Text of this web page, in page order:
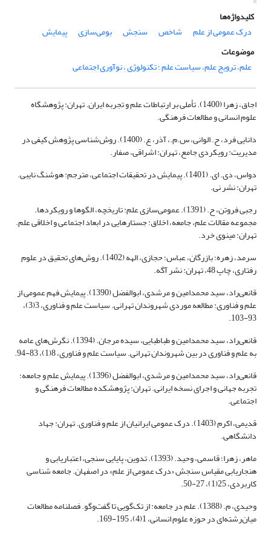
کلیدواژه‌ها
درک عمومی از علم
شاخص سنجش بومی‌سازی
پیمایش
موضوعات
علم، ترویج علم، سیاست علم ؛ تکنولوژی ، نوآوری اجتماعی
اجاق، زهرا (1400). تأملی بر ارتباطات علم و تجربه ایران. تهران: پژوهشگاه
علوم انسانی و مطالعات فرهنگی.
دانایی فرد، ح. الوانی، س.م.، آذر، ع. (1400). روش‌شناسی پژوهش کیفی در
مدیریت: رویکردی جامع، تهران: اشراقی، صفار.
دواس، دی. ای. (1401). پیمایش در تحقیقات اجتماعی، مترجم: هوشنگ نایبی.
تهران: نشر نی.
رجبی فروتن، ح. (1391). عمومی‌سازی علم: تاریخچه، الگوها و رویکردها.
مجموعه مقالات علم، جامعه، اخلاق: جستارهایی در ابعاد اجتماعی و اخلاقی علم.
تهران: مینوی خرد.
سرمد، زهره؛ بازرگان، عباس؛ حجازی، الهه (1402)‌. روش‌های تحقیق در علوم
رفتاری، چاپ 48، تهران: نشر آگه.
قانعی‌راد، سید محمدامین و مرشدی، ابوالفضل (1390). پیمایش فهم عمومی از
علم و فناوری: مطالعه موردی شهروندان تهرانی. سیاست علم و فناوری، 3(3)،
93-103.
قانعی‌راد، سید محمدامین و طباطبایی، سیده مرجان. (1394). نگرش‌های عامه
به علم ‌و فناوری در بین شهروندان تهرانی. سیاست علم و فناوری، 8(1)، 83-94.
قانعی‌راد، سید محمدامین و مرشدی، ابوالفضل (1396). پیمایش علم و جامعه؛
تجربه جهانی و اجرای نسخه ایرانی. تهران: پژوهشکده مطالعات فرهنگی و
اجتماعی.
قدیمی، اکرم (1403). درک عمومی ایرانیان از علم و فناوری. تهران: جهاد
دانشگاهی.
ماهر، زهرا؛ قاسمی، وحید. (1393). تدوین، پایایی سنجی، اعتباریابی و
هنجاریابی مقیاس سنجش «درک عمومی از علم» در اصفهان. جامعه شناسی
کاربردی، 25(1)، 27-50.
وحیدی، م. (1388). علم در جامعه: از تک‌گویی تا گفت‌وگو. فصلنامه مطالعات
میان‌رشته‌ای در حوزه علوم انسانی، 1(4)، 195-169.